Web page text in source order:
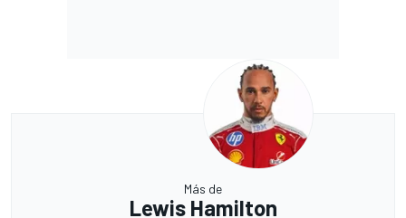
Más de
Lewis Hamilton